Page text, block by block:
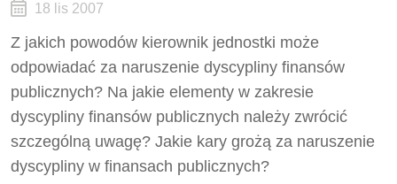
18 lis 2007
Z jakich powodów kierownik jednostki może
odpowiadać za naruszenie dyscypliny finansów
publicznych? Na jakie elementy w zakresie
dyscypliny finansów publicznych należy zwrócić
szczególną uwagę? Jakie kary grożą za naruszenie
dyscypliny w finansach publicznych?